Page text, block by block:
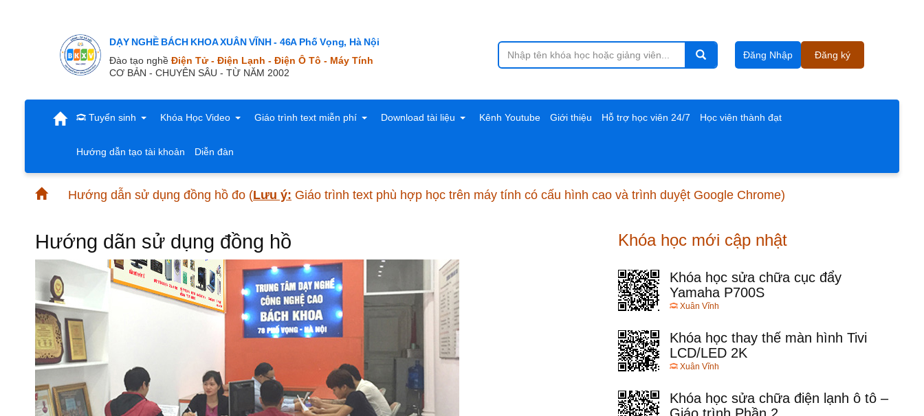
DẠY NGHỀ BÁCH KHOA XUÂN VĨNH - 46A Phố Vọng, Hà Nội
Đào tạo nghề Điện Tử - Điện Lạnh - Điện Ô Tô - Máy Tính
CƠ BẢN - CHUYÊN SÂU - TỪ NĂM 2002
Đăng Nhập Đăng ký
Tuyển sinh Khóa Học Video Giáo trình text miễn phí Download tài liệu Kênh Youtube Giới thiệu Hỗ trợ học viên 24/7 Học viên thành đạt
Hướng dẫn tạo tài khoản Diễn đàn
Hướng dẫn sử dụng đồng hồ đo (Lưu ý: Giáo trình text phù hợp học trên máy tính có cấu hình cao và trình duyệt Google Chrome)
Hướng dãn sử dụng đồng hồ Khóa học mới cập nhật
Khóa học sửa chữa cục đẩy
Yamaha P700S
Xuân Vĩnh
Khóa học thay thế màn hình Tivi
LCD/LED 2K
Xuân Vĩnh
Khóa học sửa chữa điện lạnh ô tô –